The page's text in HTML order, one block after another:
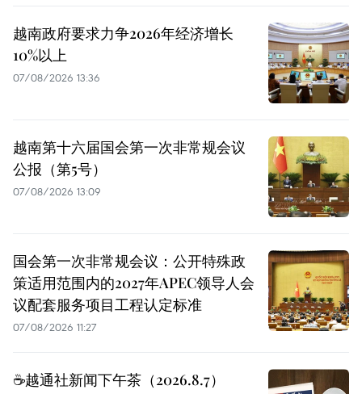
越南政府要求力争2026年经济增长
10%以上
07/08/2026 13:36
越南第十六届国会第一次非常规会议
公报（第5号）
07/08/2026 13:09
国会第一次非常规会议：公开特殊政
策适用范围内的2027年APEC领导人会
议配套服务项目工程认定标准
07/08/2026 11:27
☕️越通社新闻下午茶（2026.8.7）